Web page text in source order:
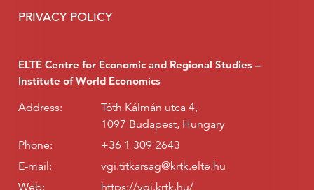
PRIVACY POLICY
ELTE Centre for Economic and Regional Studies –
Institute of World Economics
Address:
Tóth Kálmán utca 4,
1097 Budapest, Hungary
Phone:
+36 1 309 2643
E-mail:
vgi.titkarsag@krtk.elte.hu
Web:
https://vgi.krtk.hu/